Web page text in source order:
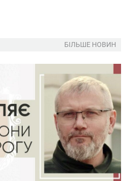
БІЛЬШЕ НОВИН